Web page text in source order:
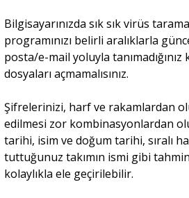
Bilgisayarınızda sık sık virüs
programınızı belirli aralıklarla
posta/e-mail yoluyla
dosyaları açmamalısınız.
Şifrelerinizi, harf ve rakamlardan
edilmesi zor kombinasyonlardan
tarihi, isim ve doğum tarihi, sıralı
tuttuğunuz takımın ismi gibi
kolaylıkla ele geçirilebilir.